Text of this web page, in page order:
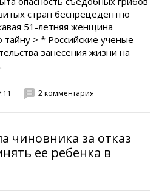
стран беспрецедентно
51-летняя женщина
тайну > * Российские ученые
занесения жизни на
2 комментария
чиновника за отказ
ее ребенка в